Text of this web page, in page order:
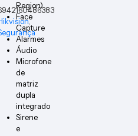
,
Region)
Face
Capture
Alarmes
Áudio
Microfone
de
matriz
dupla
integrado
Sirene
e